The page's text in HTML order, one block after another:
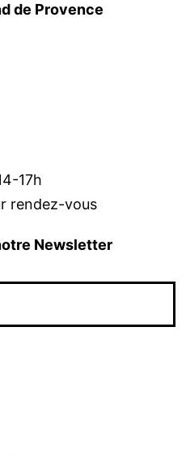
de Provence
17h
rendez-vous
Newsletter